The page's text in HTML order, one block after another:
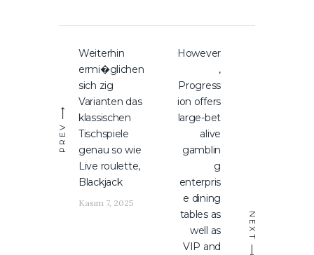
gezinmesi
PREV
Previous
post:
Weiterhin
ermi�glichen
sich zig
Varianten das
klassischen
Tischspiele
genau so wie
Live roulette,
Blackjack
Kasım 7, 2025
NEXT
However
,
Progress
ion offers
large-bet
alive
gamblin
g
enterpris
e dining
tables as
well as
VIP and